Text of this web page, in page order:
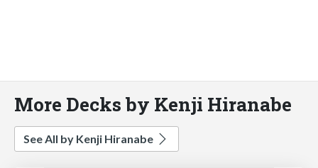
More Decks by Kenji Hiranabe
See All by Kenji Hiranabe